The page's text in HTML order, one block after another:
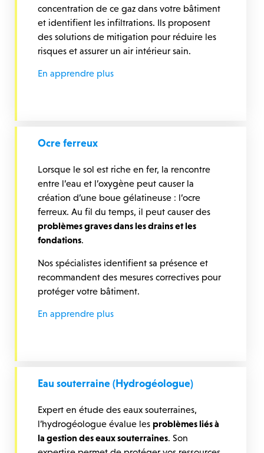
concentration de ce gaz dans votre bâtiment
et identifient les infiltrations. Ils proposent
des solutions de mitigation pour réduire les
risques et assurer un air intérieur sain.
En apprendre plus
Ocre ferreux
Lorsque le sol est riche en fer, la rencontre
entre l’eau et l’oxygène peut causer la
création d’une boue gélatineuse : l’ocre
ferreux. Au fil du temps, il peut causer des
problèmes graves dans les drains et les
fondations.
Nos spécialistes identifient sa présence et
recommandent des mesures correctives pour
protéger votre bâtiment.
En apprendre plus
Eau souterraine (Hydrogéologue)
Expert en étude des eaux souterraines,
l’hydrogéologue évalue les problèmes liés à
la gestion des eaux souterraines. Son